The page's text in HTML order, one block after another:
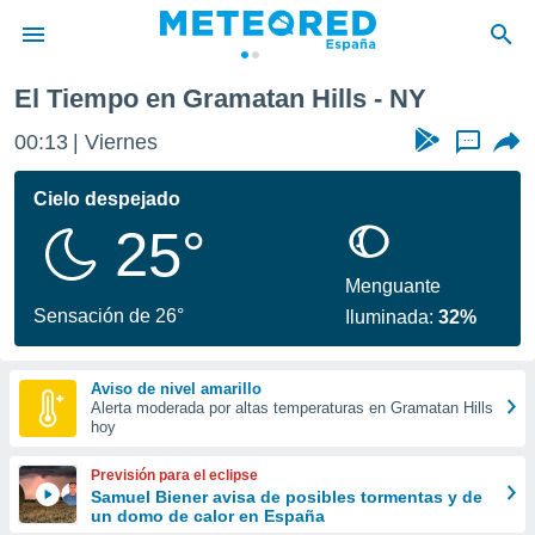
de
por
se
calidad.
a este
las
y
forma
digital
basada
El Tiempo en Gramatan Hills - NY
00:13 Viernes ...
Cielo despejado
25°
Sensación de 26°
Menguante
Iluminada:32%
Aviso de nivel amarillo
Alerta moderada por altas temperaturas en Gramatan Hills
hoy
Previsión para el eclipse
Samuel Biener avisa de posibles tormentas y de
un domo de calor en España